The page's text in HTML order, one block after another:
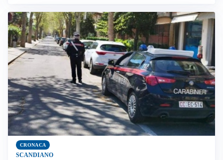
CRONACA
SCANDIANO